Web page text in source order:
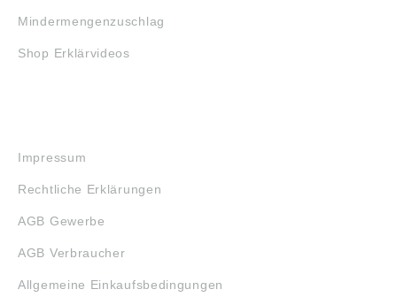
Mindermengenzuschlag
Shop Erklärvideos
Impressum
Rechtliche Erklärungen
AGB Gewerbe
AGB Verbraucher
Allgemeine Einkaufsbedingungen